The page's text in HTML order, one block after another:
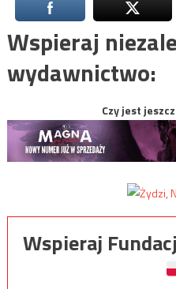
Wspieraj
wydawnictwo:
Czy jest
Wspieraj